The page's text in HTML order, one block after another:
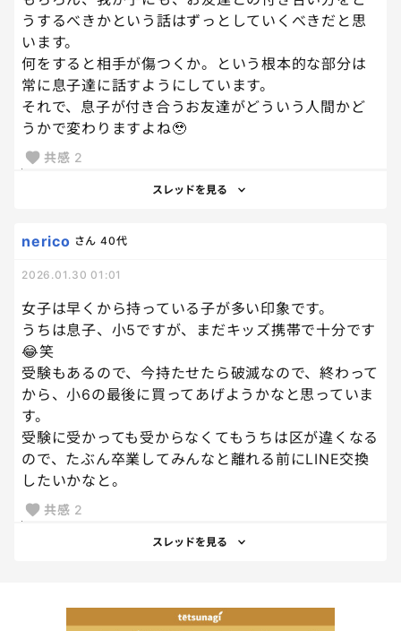
うするべきかという話はずっとしていくべきだと思
います。
何をすると相手が傷つくか。という根本的な部分は
常に息子達に話すようにしています。
それで、息子が付き合うお友達がどういう人間かど
うかで変わりますよね🥹
共感 2
スレッドを見る
nerico さん 40代
2026.01.30 01:01
女子は早くから持っている子が多い印象です。
うちは息子、小5ですが、まだキッズ携帯で十分です
😂笑
受験もあるので、今持たせたら破滅なので、終わって
から、小6の最後に買ってあげようかなと思っていま
す。
受験に受かっても受からなくてもうちは区が違くなる
ので、たぶん卒業してみんなと離れる前にLINE交換
したいかなと。
共感 2
スレッドを見る